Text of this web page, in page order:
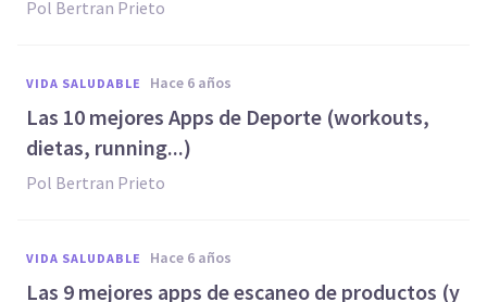
Pol Bertran Prieto
VIDA SALUDABLE hace 6 años
Las 10 mejores Apps de Deporte (workouts,
dietas, running...)
Pol Bertran Prieto
VIDA SALUDABLE hace 6 años
Las 9 mejores apps de escaneo de productos (y